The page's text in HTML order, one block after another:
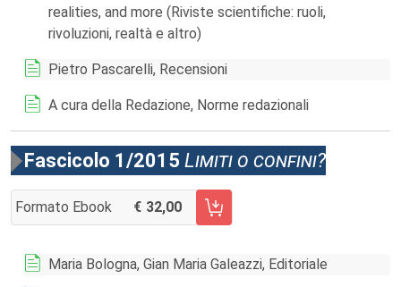
realities, and more (Riviste scientifiche: ruoli,
rivoluzioni, realtà e altro)
Pietro Pascarelli, Recensioni
A cura della Redazione, Norme redazionali
Fascicolo 1/2015 Limiti o confini?
Formato Ebook 32,00
AGGIUNGI AL CARRELLO FASCICOLO 1/2015
Maria Bologna, Gian Maria Galeazzi, Editoriale